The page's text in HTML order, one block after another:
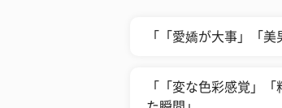
「「愛嬌が大事」「
「「変な色彩感覚」